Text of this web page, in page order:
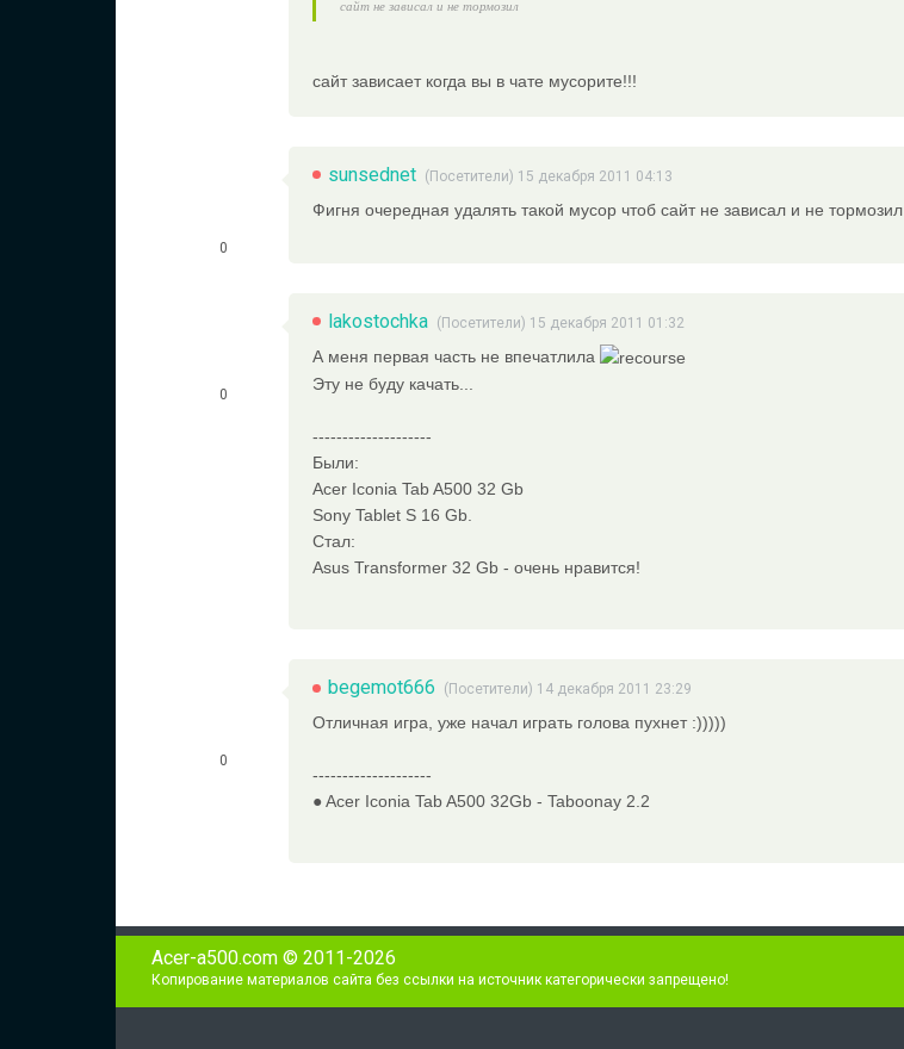
сайт не зависал и не тормозил
сайт зависает когда вы в чате мусорите!!!
0
sunsednet (Посетители) 15 декабря 2011 04:13
Фигня очередная удалять такой мусор чтоб сайт не зависал и не тормозил
0
lakostochka (Посетители) 15 декабря 2011 01:32
А меня первая часть не впечатлила
Эту не буду качать...
--------------------
Были:
Acer Iconia Tab A500 32 Gb
Sony Tablet S 16 Gb.
Стал:
Asus Transformer 32 Gb - очень нравится!
0
begemot666 (Посетители) 14 декабря 2011 23:29
Отличная игра, уже начал играть голова пухнет :)))))
--------------------
● Acer Iconia Tab A500 32Gb - Taboonay 2.2
Acer-a500.com © 2011-2026
Копирование материалов сайта без ссылки на источник категорически запрещено!